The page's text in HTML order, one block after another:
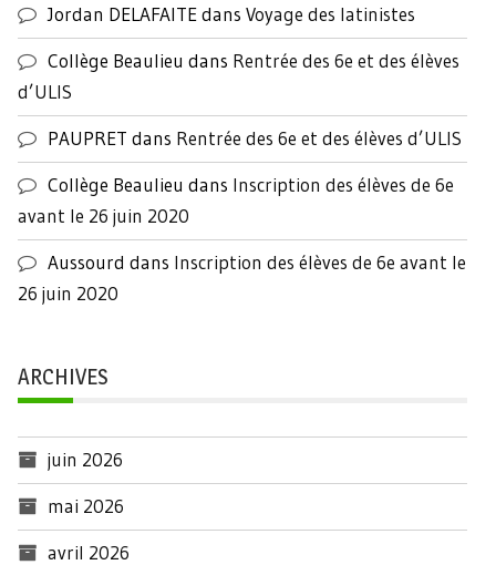
Jordan DELAFAITEdans Voyage des latinistes
Collège Beaulieu dans Rentrée des 6e et des élèves
d’ULIS
PAUPRET dans Rentrée des 6e et des élèves d’ULIS
Collège Beaulieu dans Inscription des élèves de 6e
avant le 26 juin 2020
Aussourd dans Inscription des élèves de 6e avant le
26 juin 2020
ARCHIVES
juin 2026
mai 2026
avril 2026